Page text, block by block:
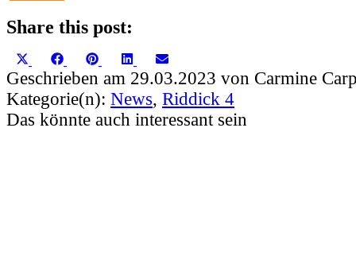
Share this post:
Share
on
(Twitter)
Share
on
FacebookShare
on
Pinterest Share
on
LinkedInShare
on
Geschrieben am 29.03.2023 von Carmine
Kategorie(n): News, Riddick 4
Das könnte auch interessant sein